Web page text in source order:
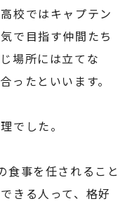
校ではキャプテン
で目指す仲間たち
場所には立てな
ったといいます。
でした。
食事を任されること
きる人って、格好